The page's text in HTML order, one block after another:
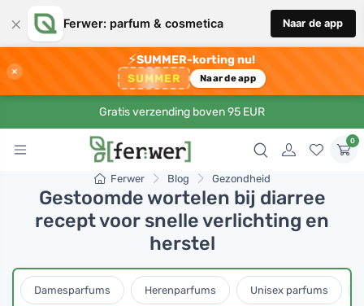
× Ferwer: parfum & cosmetica Naar de app
×
⚡SUMMER-korting nu!
SUMMER Naar de app
Gratis verzending boven 95 EUR
0
Ferwer Blog Gezondheid
Gestoomde wortelen bij diarree
recept voor snelle verlichting en
herstel
Damesparfums Herenparfums Unisex parfums